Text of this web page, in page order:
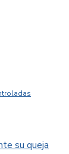
su queja